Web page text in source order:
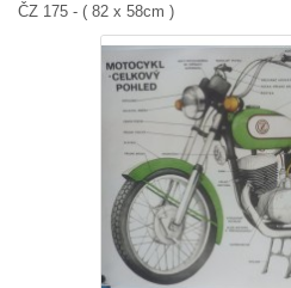
ČZ 175 - ( 82 x 58cm )